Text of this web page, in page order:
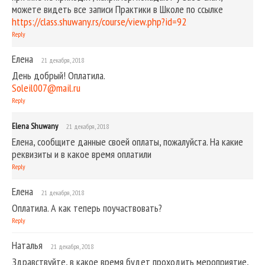
можете видеть все записи Практики в Школе по ссылке
https://class.shuwany.rs/course/view.php?id=92
Reply
Елена 21 декабря, 2018
День добрый! Оплатила.
Soleil007@mail.ru
Reply
Elena Shuwany 21 декабря, 2018
Елена, сообщите данные своей оплаты, пожалуйста. На какие
реквизиты и в какое время оплатили
Reply
Елена 21 декабря, 2018
Оплатила. А как теперь поучаствовать?
Reply
Наталья 21 декабря, 2018
Здравствуйте, в какое время будет проходить мероприятие,